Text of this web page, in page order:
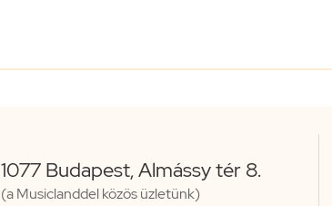
1077 Budapest, Almássy tér 8.
(a Musiclanddel közös üzletünk)